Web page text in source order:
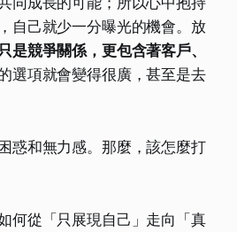
自己就少一分曝光的機會。放
是競爭關係，更包含著客戶、
選項就會變得很廣，甚至是去
惑和無力感。那麼，該怎麼打
何從「只展現自己」走向「真